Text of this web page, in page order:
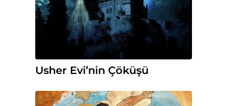
Usher Evi’nin Çöküşü